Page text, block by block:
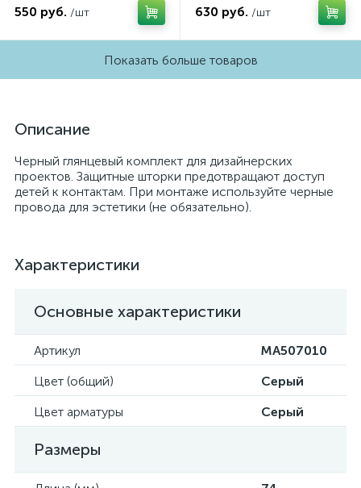
VM113)
550 руб. /шт
(AP4030, VM129)
630 руб. /шт
Показать больше товаров
Описание
Черный глянцевый комплект для дизайнерских
проектов. Защитные шторки предотвращают доступ
детей к контактам. При монтаже используйте черные
провода для эстетики (не обязательно).
Характеристики
Основные характеристики
Артикул
MA507010
Цвет (общий)
Серый
Цвет арматуры
Серый
Размеры